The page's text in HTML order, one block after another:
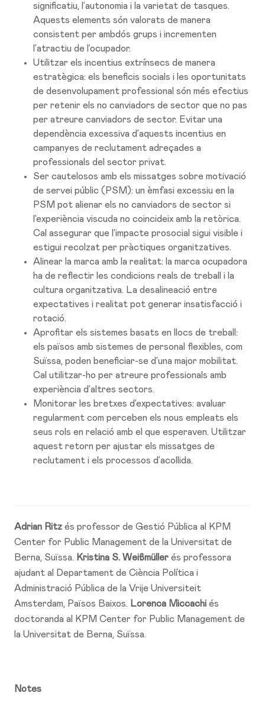
significatiu, l’autonomia i la varietat de tasques.
Aquests elements són valorats de manera
consistent per ambdós grups i incrementen
l’atractiu de l’ocupador.
Utilitzar els incentius extrínsecs de manera
estratègica: els beneficis socials i les oportunitats
de desenvolupament professional són més efectius
per retenir els no canviadors de sector que no pas
per atreure canviadors de sector. Evitar una
dependència excessiva d’aquests incentius en
campanyes de reclutament adreçades a
professionals del sector privat.
Ser cautelosos amb els missatges sobre motivació
de servei públic (PSM): un èmfasi excessiu en la
PSM pot alienar els no canviadors de sector si
l’experiència viscuda no coincideix amb la retòrica.
Cal assegurar que l’impacte prosocial sigui visible i
estigui recolzat per pràctiques organitzatives.
Alinear la marca amb la realitat: la marca ocupadora
ha de reflectir les condicions reals de treball i la
cultura organitzativa. La desalineació entre
expectatives i realitat pot generar insatisfacció i
rotació.
Aprofitar els sistemes basats en llocs de treball:
els països amb sistemes de personal flexibles, com
Suïssa, poden beneficiar-se d’una major mobilitat.
Cal utilitzar-ho per atreure professionals amb
experiència d’altres sectors.
Monitorar les bretxes d’expectatives: avaluar
regularment com perceben els nous empleats els
seus rols en relació amb el que esperaven. Utilitzar
aquest retorn per ajustar els missatges de
reclutament i els processos d’acollida.
Adrian Ritz és professor de Gestió Pública al KPM
Center for Public Management de la Universitat de
Berna, Suïssa. Kristina S. Weißmüller és professora
ajudant al Departament de Ciència Política i
Administració Pública de la Vrije Universiteit
Amsterdam, Països Baixos. Lorenca Miccachi és
doctoranda al KPM Center for Public Management de
la Universitat de Berna, Suïssa.
Notes